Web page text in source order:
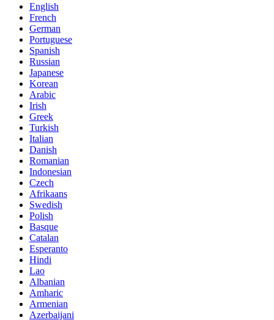
English
French
German
Portuguese
Spanish
Russian
Japanese
Korean
Arabic
Irish
Greek
Turkish
Italian
Danish
Romanian
Indonesian
Czech
Afrikaans
Swedish
Polish
Basque
Catalan
Esperanto
Hindi
Lao
Albanian
Amharic
Armenian
Azerbaijani